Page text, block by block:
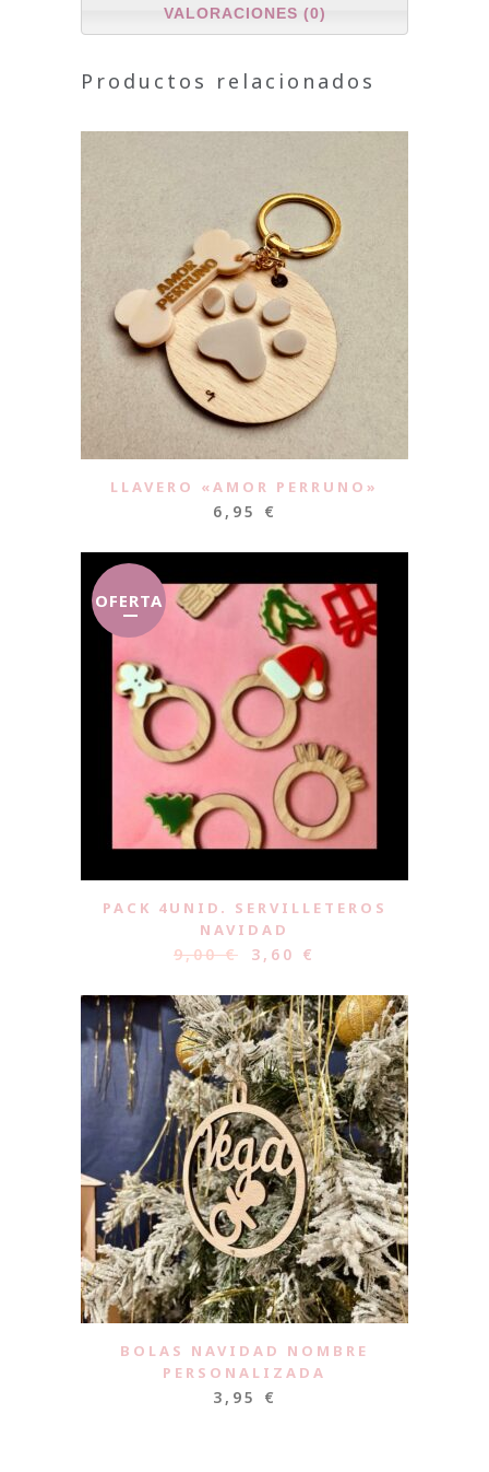
VALORACIONES (0)
Productos relacionados
LLAVERO «AMOR PERRUNO»
6,95 €
OFERTA
PACK 4UNID. SERVILLETEROS
NAVIDAD
9,00€ 3,60 €
BOLAS NAVIDAD NOMBRE
PERSONALIZADA
3,95 €